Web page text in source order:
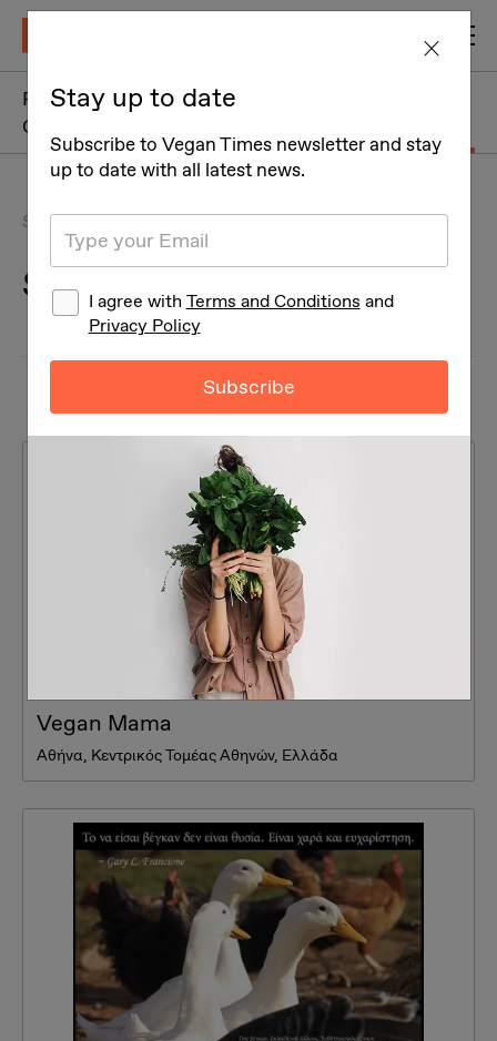
Restaurants +
Cafe
Services
Services
Vegan Mama
Αθήνα, Κεντρικός Τομέας Αθηνών, Ελλάδα
Stay up to date
Subscribe to Vegan Times newsletter and stay
up to date with all latest news.
I agree with Terms and Conditions and
Privacy Policy
Subscribe